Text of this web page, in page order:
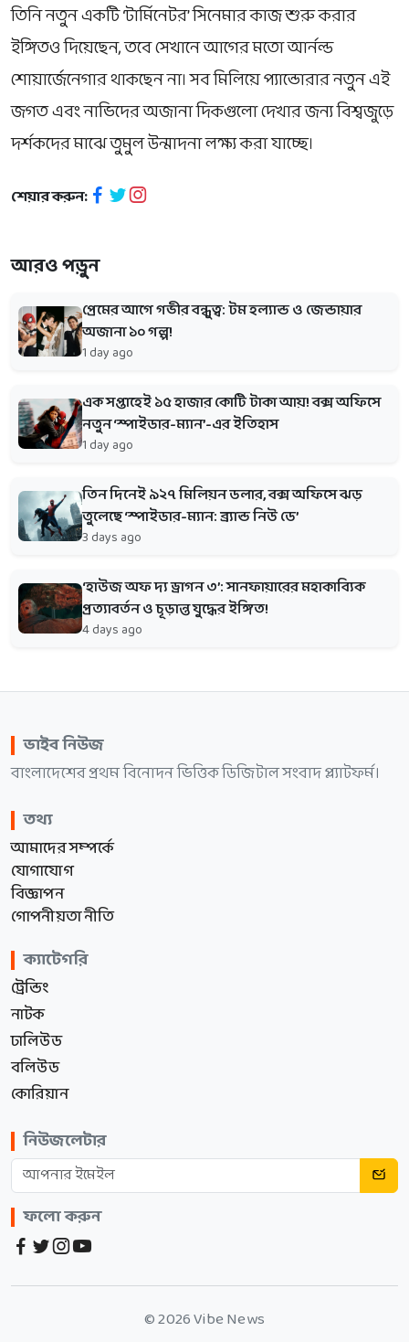
তিনি নতুন একটি ‘টার্মিনেটর’ সিনেমার কাজ শুরু করার
ইঙ্গিতও দিয়েছেন, তবে সেখানে আগের মতো আর্নল্ড
শোয়ার্জেনেগার থাকছেন না। সব মিলিয়ে প্যান্ডোরার নতুন এই
জগত এবং নাভিদের অজানা দিকগুলো দেখার জন্য বিশ্বজুড়ে
দর্শকদের মাঝে তুমুল উন্মাদনা লক্ষ্য করা যাচ্ছে।
শেয়ার করুন:
আরও পড়ুন
প্রেমের আগে গভীর বন্ধুত্ব: টম হল্যান্ড ও জেন্ডায়ার
অজানা ১০ গল্প!
1 day ago
এক সপ্তাহেই ১৫ হাজার কোটি টাকা আয়! বক্স অফিসে
নতুন ‘স্পাইডার-ম্যান’-এর ইতিহাস
1 day ago
তিন দিনেই ৯২৭ মিলিয়ন ডলার, বক্স অফিসে ঝড়
তুলেছে ‘স্পাইডার-ম্যান: ব্র্যান্ড নিউ ডে’
3 days ago
‘হাউজ অফ দ্য ড্রাগন ৩’: সানফায়ারের মহাকাব্যিক
প্রত্যাবর্তন ও চূড়ান্ত যুদ্ধের ইঙ্গিত!
4 days ago
ভাইব নিউজ
বাংলাদেশের প্রথম বিনোদন ভিত্তিক ডিজিটাল সংবাদ প্ল্যাটফর্ম।
তথ্য
আমাদের সম্পর্কে
যোগাযোগ
বিজ্ঞাপন
গোপনীয়তা নীতি
ক্যাটেগরি
ট্রেন্ডিং
নাটক
ঢালিউড
বলিউড
কোরিয়ান
নিউজলেটার
ফলো করুন
© 2026 Vibe News